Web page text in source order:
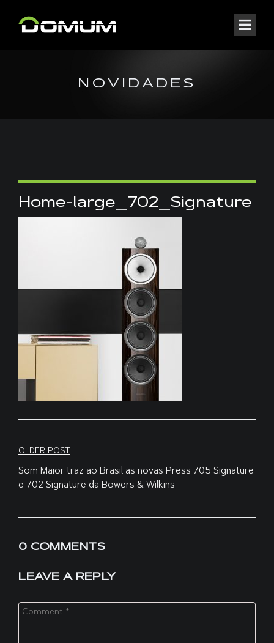
NOVIDADES
Home-large_702_Signature
Navegação
de
OLDER POST
Som Maior traz ao Brasil as novas Press 705 Signature
e 702 Signature da Bowers & Wilkins
0 COMMENTS
LEAVE A REPLY